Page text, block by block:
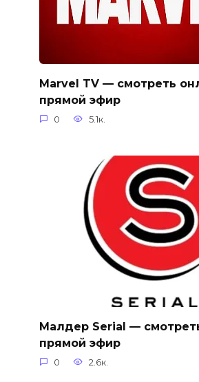
Marvel TV — смотреть
прямой эфир
0 5.1к.
Малдер Serial —
прямой эфир
0 2.6к.